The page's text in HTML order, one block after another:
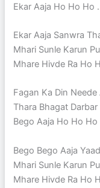
Ekar Aaja Ho Ho
Ekar Aaja Sanwra
Mhari Sunle Karun
Mhare Hivde Ra
Fagan Ka Din
Thara Bhagat
Bego Aaja Ho Ho
Bego Bego Aaja
Mhari Sunle Karun
Mhare Hivde Ra